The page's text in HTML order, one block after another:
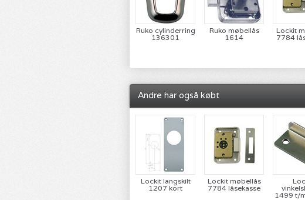
Ruko cylinderring
136301
Ruko møbellås
1614
Lockit
7784
Andre har også købt
Lockit langskilt
1207 kort
Lockit møbellås
7784 låsekasse
1499 t/